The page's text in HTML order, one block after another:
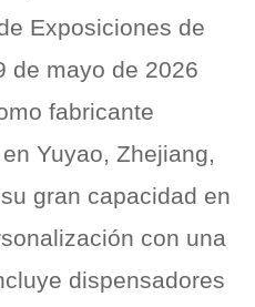
Exposiciones de
de mayo de 2026
fabricante
Yuyao, Zhejiang,
gran capacidad en
con una
dispensadores